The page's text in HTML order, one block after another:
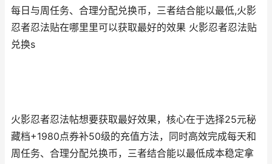
每日与周任务、合理分配兑换币，三者结合能以最低,火影
忍者忍法贴在哪里里可以获取最好的效果 火影忍者忍法贴
兑换s
火影忍者忍法帖想要获取最好效果，核心在于选择25元秘
藏档+1980点券补50级的充值方法，同时高效完成每天和
周任务、合理分配兑换币，三者结合能以最低成本稳定拿